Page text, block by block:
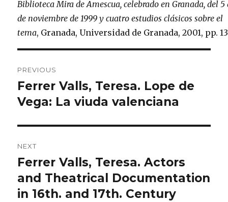
Biblioteca Mira de Amescua, celebrado en Granada, del 5
de noviembre de 1999 y cuatro estudios clásicos sobre el
tema, Granada, Universidad de Granada, 2001, pp.
navigation
PREVIOUS
Previous
post:
Ferrer Valls, Teresa. Lope de
Vega: La viuda valenciana
NEXT
Next
post:
Ferrer Valls, Teresa. Actors
and Theatrical Documentation
in 16th. and 17th. Century